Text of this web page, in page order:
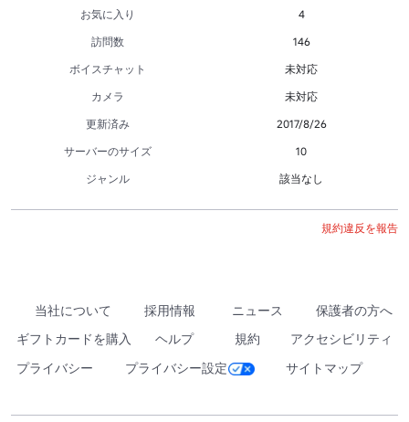
お気に入り
4
訪問数
146
ボイスチャット
未対応
カメラ
未対応
更新済み
2017/8/26
サーバーのサイズ
10
ジャンル
該当なし
規約違反を報告
当社について 採用情報 ニュース
保護者の方へ
ギフトカードを購入
ヘルプ 規約
アクセシビリティ
プライバシー
プライバシー設定 サイトマップ